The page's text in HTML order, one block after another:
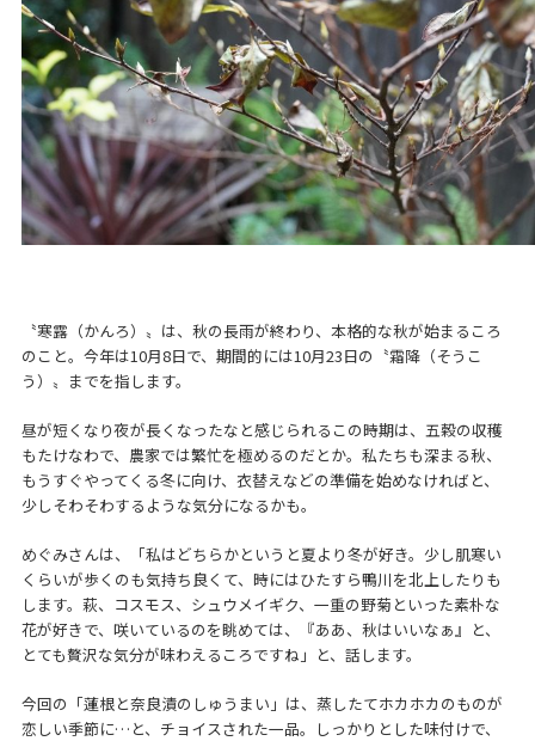
〝寒露（かんろ）〟は、秋の長雨が終わり、本格的な秋が始まるころ
のこと。今年は10月8日で、期間的には10月23日の〝霜降（そうこ
う）〟までを指します。
昼が短くなり夜が長くなったなと感じられるこの時期は、五穀の収穫
もたけなわで、農家では繁忙を極めるのだとか。私たちも深まる秋、
もうすぐやってくる冬に向け、衣替えなどの準備を始めなければと、
少しそわそわするような気分になるかも。
めぐみさんは、「私はどちらかというと夏より冬が好き。少し肌寒い
くらいが歩くのも気持ち良くて、時にはひたすら鴨川を北上したりも
します。萩、コスモス、シュウメイギク、一重の野菊といった素朴な
花が好きで、咲いているのを眺めては、『ああ、秋はいいなぁ』と、
とても贅沢な気分が味わえるころですね」と、話します。
今回の「蓮根と奈良漬のしゅうまい」は、蒸したてホカホカのものが
恋しい季節に…と、チョイスされた一品。しっかりとした味付けで、